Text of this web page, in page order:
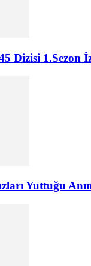
Dizisi 1.Sezon
Yuttuğu